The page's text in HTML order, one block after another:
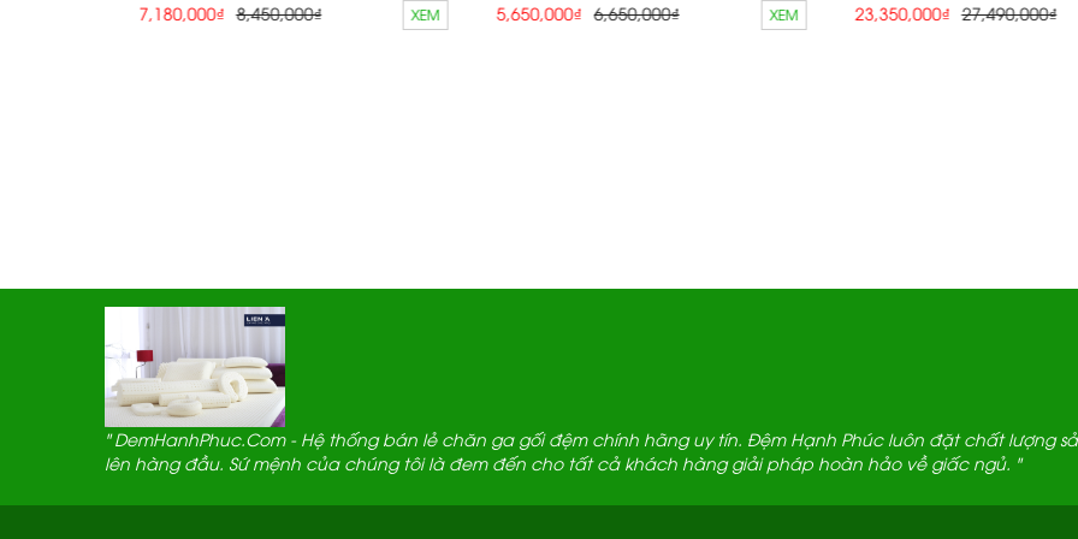
7,180,000₫ 8,450,000₫ XEM
5,650,000₫ 6,650,000₫ XEM
23,350,000₫ 27,490,000₫
" DemHanhPhuc.Com - Hệ thống bán lẻ chăn ga gối đệm chính hãng uy tín. Đệm Hạnh Phúc luôn đặt chất lượng
lên hàng đầu. Sứ mệnh của chúng tôi là đem đến cho tất cả khách hàng giải pháp hoàn hảo về giấc ngủ. "